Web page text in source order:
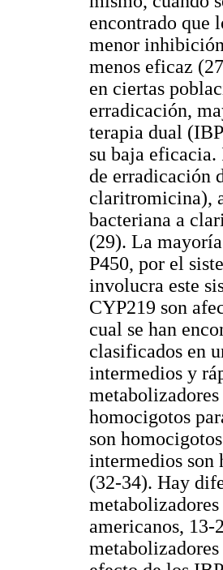
encontrado que
menor
menos eficaz
en ciertas
erradicación,
terapia dual
su baja eficacia.
de erradicación
claritromicina),
bacteriana a
(29). La
P450, por el
involucra este
CYP219 son
cual se han
clasificados en
intermedios y
homocigotos
son
intermedios son
(32-34). Hay
americanos, 13-